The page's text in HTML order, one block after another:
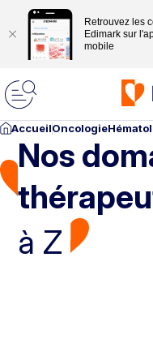
Retrouvez les
Edimark sur
mobile
AccueilOncologie
Nos
à Z